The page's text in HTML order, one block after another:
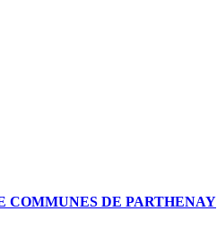
COMMUNES DE PARTHENAY